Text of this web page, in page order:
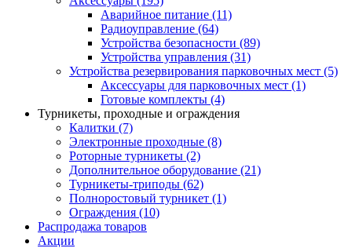
Аварийное питание (11)
Радиоуправление (64)
Устройства безопасности (89)
Устройства управления (31)
Устройства резервирования парковочных мест (5)
Аксессуары для парковочных мест (1)
Готовые комплекты (4)
Турникеты, проходные и ограждения
Калитки (7)
Электронные проходные (8)
Роторные турникеты (2)
Дополнительное оборудование (21)
Турникеты-триподы (62)
Полноростовый турникет (1)
Ограждения (10)
Распродажа товаров
Акции